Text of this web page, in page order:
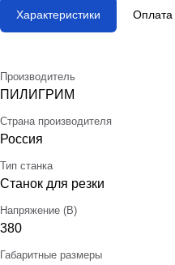
Характеристики Оплата
Производитель
ПИЛИГРИМ
Страна производителя
Россия
Тип станка
Станок для резки
Напряжение (В)
380
Габаритные размеры